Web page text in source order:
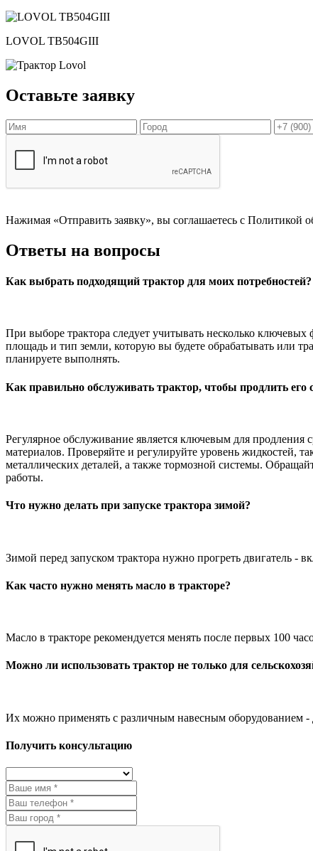
LOVOL TB504GIII
Оставьте заявку
Нажимая «Отправить заявку», вы соглашаетесь с Политикой
Ответы на вопросы
Как выбрать подходящий трактор для моих потребностей?
При выборе трактора следует учитывать несколько ключевых
площадь и тип земли, которую вы будете обрабатывать или
планируете выполнять.
Как правильно обслуживать трактор, чтобы продлить его
Регулярное обслуживание является ключевым для
материалов. Проверяйте и регулируйте уровень жидкостей,
металлических деталей, а также тормозной системы.
работы.
Что нужно делать при запуске трактора зимой?
Зимой перед запуском трактора нужно прогреть двигатель -
Как часто нужно менять масло в тракторе?
Масло в тракторе рекомендуется менять после первых 100
Можно ли использовать трактор не только для
Их можно применять с различным навесным оборудованием -
Получить консультацию